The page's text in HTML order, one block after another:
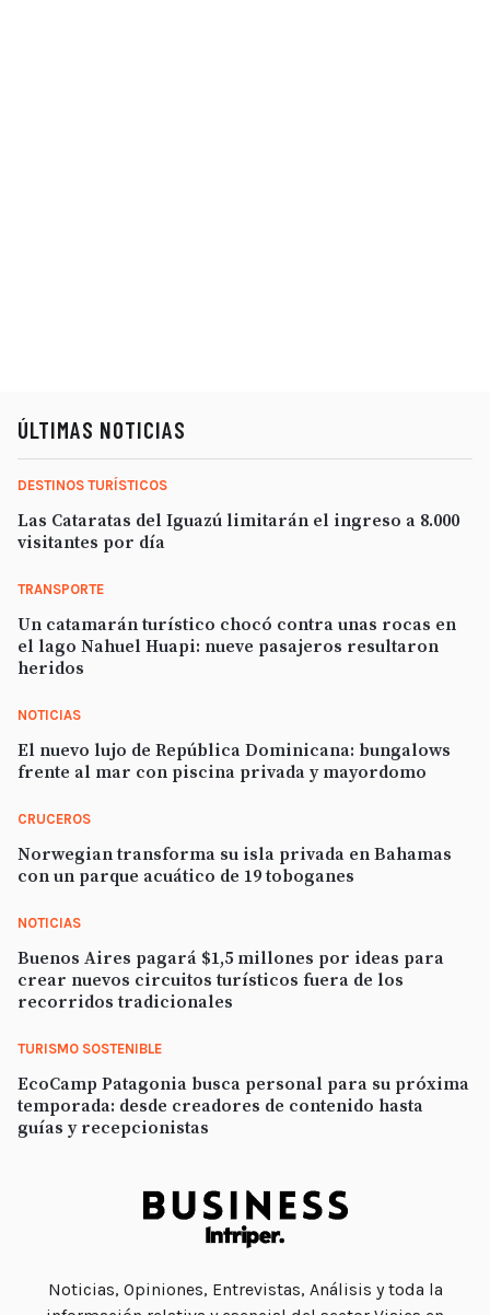
Noticias, Opiniones, Entrevistas, Análisis y toda la
ÚLTIMAS NOTICIAS
DESTINOS TURÍSTICOS
Las Cataratas del Iguazú limitarán el ingreso a 8.000
visitantes por día
TRANSPORTE
Un catamarán turístico chocó contra unas rocas en
el lago Nahuel Huapi: nueve pasajeros resultaron
heridos
NOTICIAS
El nuevo lujo de República Dominicana: bungalows
frente al mar con piscina privada y mayordomo
CRUCEROS
Norwegian transforma su isla privada en Bahamas
con un parque acuático de 19 toboganes
NOTICIAS
Buenos Aires pagará $1,5 millones por ideas para
crear nuevos circuitos turísticos fuera de los
recorridos tradicionales
TURISMO SOSTENIBLE
EcoCamp Patagonia busca personal para su próxima
temporada: desde creadores de contenido hasta
guías y recepcionistas